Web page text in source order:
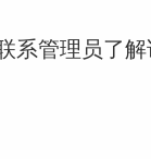
系管理员了